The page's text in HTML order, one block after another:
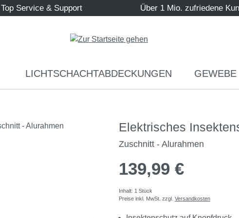
Top Service & Support Über 1 Mio. zufriedene
LICHTSCHACHTABDECKUNGEN GEWEBE
Elektrisches
Zuschnitt - Alurahmen
139,99 €
Inhalt: 1 Stück
Preise inkl. MwSt. zzgl. Versandkosten